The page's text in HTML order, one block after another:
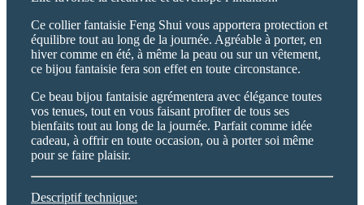
Ce collier fantaisie Feng Shui vous apportera protection et
équilibre tout au long de la journée. Agréable à porter, en
hiver comme en été, à même la peau ou sur un vêtement,
ce bijou fantaisie fera son effet en toute circonstance.
Ce beau bijou fantaisie agrémentera avec élégance toutes
vos tenues, tout en vous faisant profiter de tous ses
bienfaits tout au long de la journée. Parfait comme idée
cadeau, à offrir en toute occasion, ou à porter soi même
pour se faire plaisir.
Descriptif technique: